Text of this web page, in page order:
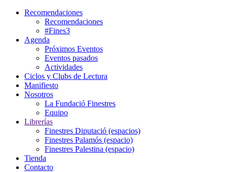
Recomendaciones
Recomendaciones
#Fines3
Agenda
Próximos Eventos
Eventos pasados
Actividades
Ciclos y Clubs de Lectura
Manifiesto
Nosotros
La Fundació Finestres
Equipo
Librerías
Finestres Diputació (espacios)
Finestres Palamós (espacio)
Finestres Palestina (espacio)
Tienda
Contacto